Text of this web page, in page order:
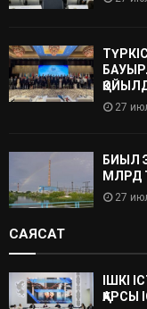
27
БИЫЛ
МЛРД
27
САЯСАТ
ІШКІ
ҚАРСЫ